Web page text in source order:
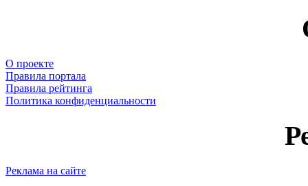
О проекте
Правила портала
Правила рейтинга
Политика конфиденциальности
Реклама на сайте